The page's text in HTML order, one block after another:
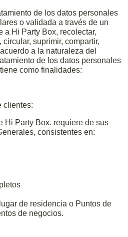
de los datos personales
o validada a través de un
a Hi Party Box, recolectar,
circular, suprimir, compartir,
a la naturaleza del
de los datos personales
como finalidades:
clientes:
Hi Party Box. requiere de sus
consistentes en:
de residencia o Puntos de
de negocios.